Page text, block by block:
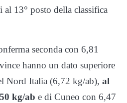
al 13° posto della classifica
seconda con 6,81
hanno un dato superiore
Nord Italia (6,72 kg/ab), al
kg/ab e di Cuneo con 6,47